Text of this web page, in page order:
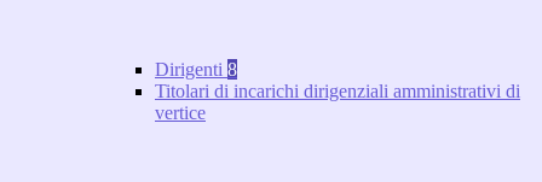
Dirigenti 8
Titolari di incarichi dirigenziali amministrativi di
vertice